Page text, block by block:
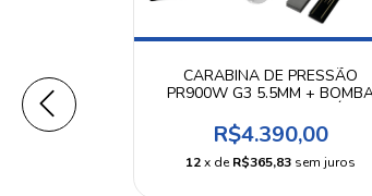
CARABINA DE PRESSÃO
PR900W G3 5.5MM +
R$4.390,00
12 x deR$365,83 sem juros